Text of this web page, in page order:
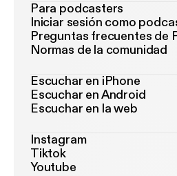
Para podcasters
Iniciar sesión como
Preguntas frecuentes de
Normas de la comunidad
Escuchar en iPhone
Escuchar en Android
Escuchar en la web
Instagram
Tiktok
Youtube